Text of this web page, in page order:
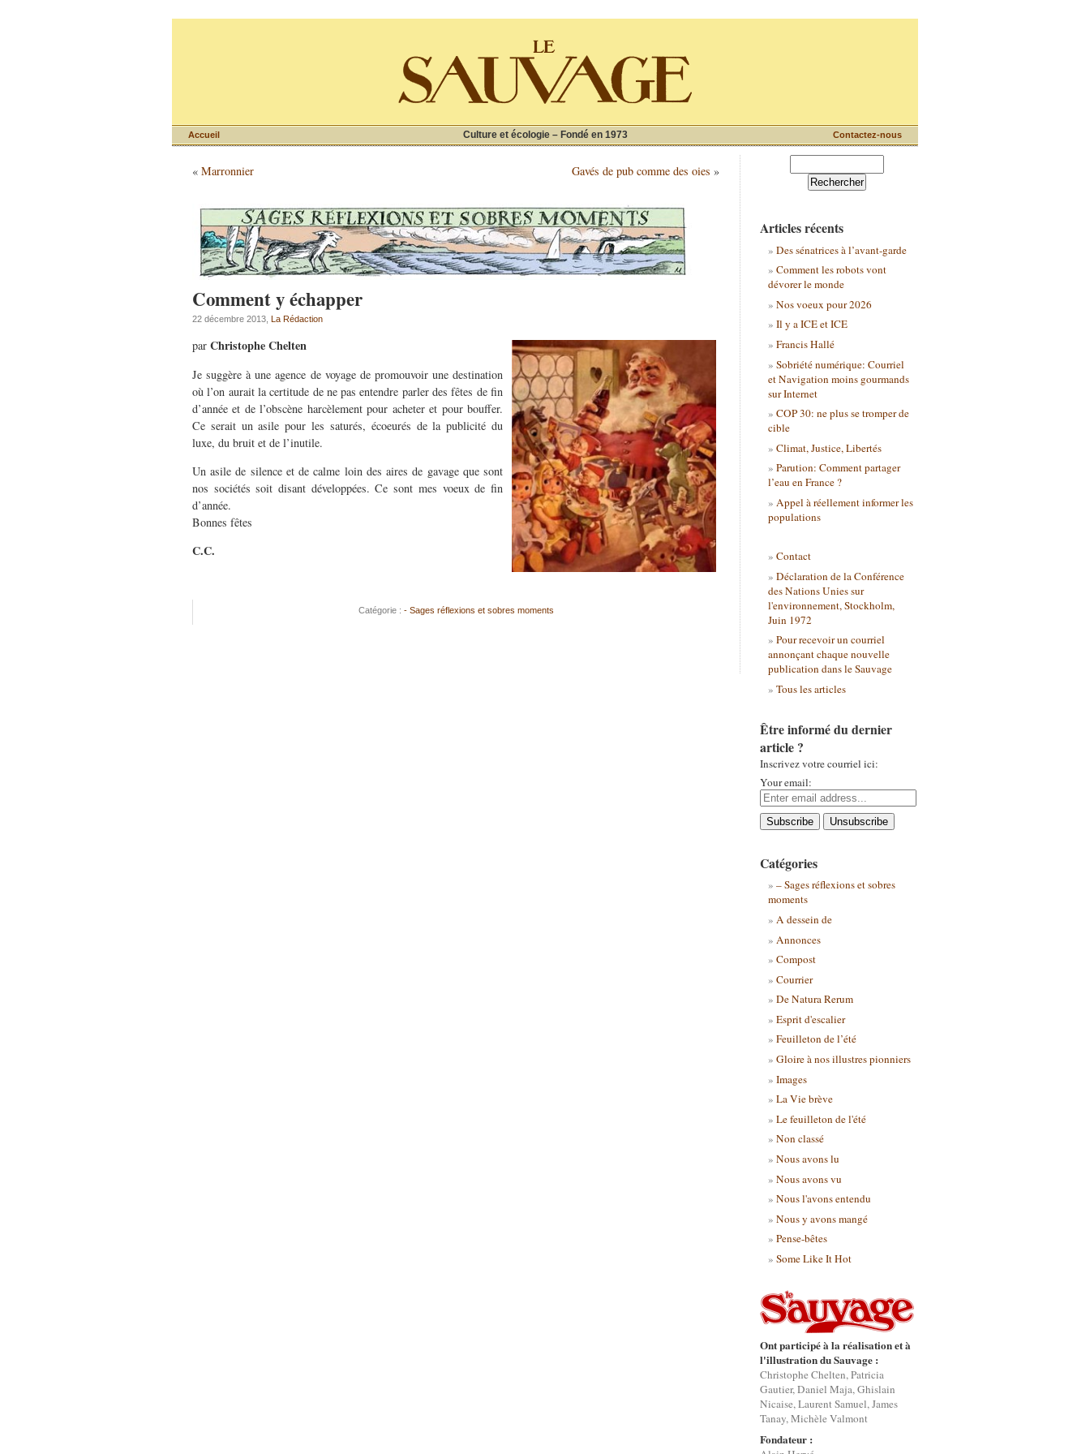
Culture et écologie – Fondé en 1973
Accueil Contactez-nous
« Marronnier Gavés de pub comme des oies »
Comment y échapper
22 décembre 2013, La Rédaction
par Christophe Chelten
Je suggère à une agence de voyage de promouvoir une destination
où l’on aurait la certitude de ne pas entendre parler des fêtes de fin
d’année et de l’obscène harcèlement pour acheter et pour bouffer.
Ce serait un asile pour les saturés, écoeurés de la publicité du
luxe, du bruit et de l’inutile.
Un asile de silence et de calme loin des aires de gavage que sont
nos sociétés soit disant développées. Ce sont mes voeux de fin
d’année.
Bonnes fêtes
C.C.
Catégorie : - Sages réflexions et sobres moments
Articles récents
Des sénatrices à l’avant-garde
Comment les robots vont
dévorer le monde
Nos voeux pour 2026
Il y a ICE et ICE
Francis Hallé
Sobriété numérique: Courriel
et Navigation moins gourmands
sur Internet
COP 30: ne plus se tromper de
cible
Climat, Justice, Libertés
Parution: Comment partager
l’eau en France ?
Appel à réellement informer les
populations
Contact
Déclaration de la Conférence
des Nations Unies sur
l'environnement, Stockholm,
Juin 1972
Pour recevoir un courriel
annonçant chaque nouvelle
publication dans le Sauvage
Tous les articles
Être informé du dernier
article ?
Inscrivez votre courriel ici:
Your email:
Catégories
– Sages réflexions et sobres
moments
A dessein de
Annonces
Compost
Courrier
De Natura Rerum
Esprit d'escalier
Feuilleton de l’été
Gloire à nos illustres pionniers
Images
La Vie brève
Le feuilleton de l'été
Non classé
Nous avons lu
Nous avons vu
Nous l'avons entendu
Nous y avons mangé
Pense-bêtes
Some Like It Hot
Ont participé à la réalisation et à
l'illustration du Sauvage :
Christophe Chelten, Patricia
Gautier, Daniel Maja, Ghislain
Nicaise, Laurent Samuel, James
Tanay, Michèle Valmont
Fondateur :